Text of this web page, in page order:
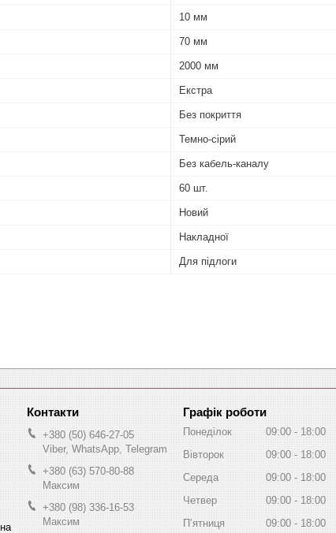
10 мм
70 мм
2000 мм
Екстра
Без покриття
Темно-сірий
Без кабель-каналу
60 шт.
Новий
Накладної
Для підлоги
+380 (50) 646-27-05
Viber, WhatsApp, Telegram
+380 (63) 570-80-88
Максим
+380 (98) 336-16-53
Максим
Графік роботи
Понеділок 09:00
18:00
Вівторок
09:00
18:00
Середа
09:00
18:00
Четвер
09:00
18:00
Пʼятниця
09:00 18:00